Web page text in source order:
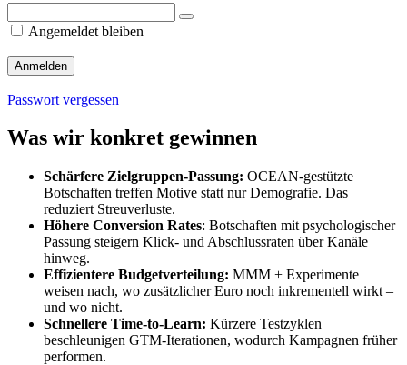
Angemeldet bleiben
Passwort vergessen
Was wir konkret gewinnen
Schärfere Zielgruppen-Passung: OCEAN-gestützte
Botschaften treffen Motive statt nur Demografie. Das
reduziert Streuverluste.
Höhere Conversion Rates: Botschaften mit psychologischer
Passung steigern Klick- und Abschlussraten über Kanäle
hinweg.
Effizientere Budgetverteilung: MMM + Experimente
weisen nach, wo zusätzlicher Euro noch inkrementell wirkt –
und wo nicht.
Schnellere Time-to-Learn: Kürzere Testzyklen
beschleunigen GTM-Iterationen, wodurch Kampagnen früher
performen.